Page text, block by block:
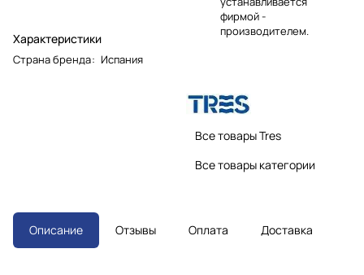
Характеристики
Страна бренда: Испания
фирмой -
производителем.
Все товары Tres
Все товары категории
Описание Отзывы Оплата Доставка